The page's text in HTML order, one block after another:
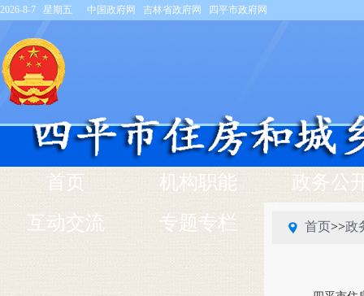
2026-8-7 星期五 中国政府网 吉林省政府网 四平市政府网
首页 机构职能
政务公
互动交流
专题专栏 首页>>政